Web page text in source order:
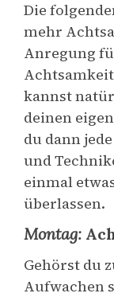
Die
mehr
Anregung
kannst
deinen
du dann
und
einmal
überlassen.
Montag:
Gehörst du
Aufwachen